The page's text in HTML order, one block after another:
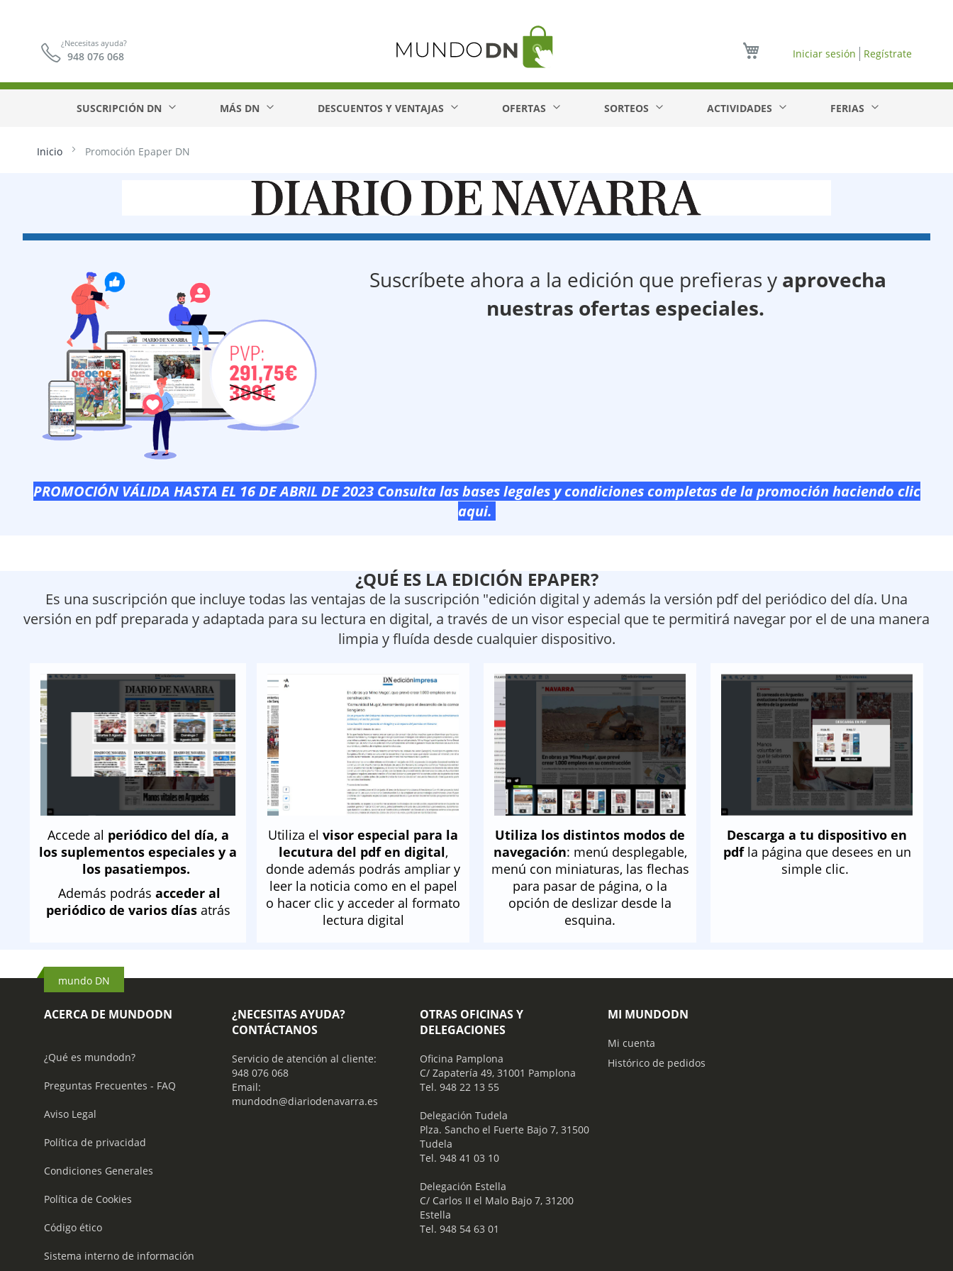
¿Necesitas ayuda?
948 076 068 Iniciar sesión Regístrate
SUSCRIPCIÓN DN MÁS DN DESCUENTOS Y VENTAJAS OFERTAS SORTEOS ACTIVIDADES FERIAS
Inicio Promoción Epaper DN
Suscríbete ahora a la edición que prefieras y aprovecha
nuestras ofertas especiales.
PROMOCIÓN VÁLIDA HASTA EL 16 DE ABRIL DE 2023 Consulta lasbases legales y condiciones completasde la promoción haciendo clic
aqui.
¿QUÉ ES LA EDICIÓN EPAPER?
Es una suscripción que incluye todas las ventajas de la suscripción "edición digital y además la versión pdf del periódico del día. Una
versión en pdf preparada y adaptada para su lectura en digital, a través de un visor especial que te permitirá navegar por el de una manera
limpia y fluída desde cualquier dispositivo.
Accede al periódico del día, a
los suplementos especiales y a
los pasatiempos.
Además podrás acceder al
periódico de varios díasatrás
Utiliza el visor especial para la
lecutura del pdf en digital,
donde además podrás ampliar y
leer la noticia como en el papel
o hacer clic y acceder al formato
lectura digital
Utiliza los distintos modos de
navegación: menú desplegable,
menú con miniaturas, las flechas
para pasar de página, o la
opción de deslizar desde la
esquina.
Descarga a tu dispositivo en
pdfla página que desees en un
simple clic.
mundo DN
ACERCA DE MUNDODN
¿Qué es mundodn?
Preguntas Frecuentes - FAQ
Aviso Legal
Política de privacidad
Condiciones Generales
Política de Cookies
Código ético
Sistema interno de información
¿NECESITAS AYUDA?
CONTÁCTANOS
Servicio de atención al cliente:
948 076 068
Email:
mundodn@diariodenavarra.es
OTRAS OFICINAS Y
DELEGACIONES
Oficina Pamplona
C/ Zapatería 49, 31001 Pamplona
Tel. 948 22 13 55
​ Delegación Tudela
Plza. Sancho el Fuerte Bajo 7, 31500
Tudela
Tel. 948 41 03 10
​ Delegación Estella
C/ Carlos II el Malo Bajo 7, 31200
Estella
Tel. 948 54 63 01
MI MUNDODN
Mi cuenta
Histórico de pedidos